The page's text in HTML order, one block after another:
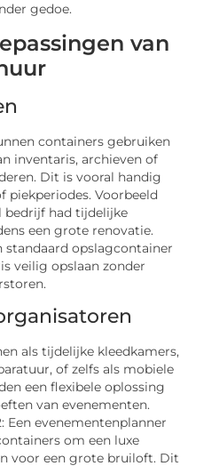
gedoe.
van
containers gebruiken
inventaris, archieven of
Dit is vooral handig
piekperiodes. Voorbeeld
bedrijf had tijdelijke
een grote renovatie.
standaard opslagcontainer
veilig opslaan zonder
als tijdelijke kleedkamers,
of zelfs als mobiele
een flexibele oplossing
van evenementen.
Een evenementenplanner
om een luxe
voor een grote bruiloft. Dit